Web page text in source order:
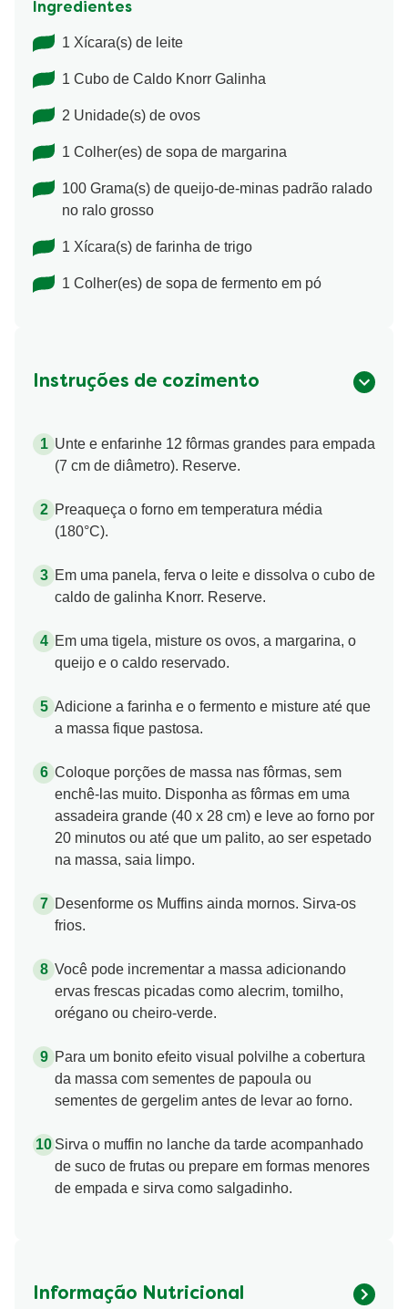
Ingredientes
1 Xícara(s) de leite
1 Cubo de Caldo Knorr Galinha
2 Unidade(s) de ovos
1 Colher(es) de sopa de margarina
100 Grama(s) de queijo-de-minas padrão ralado
no ralo grosso
1 Xícara(s) de farinha de trigo
1 Colher(es) de sopa de fermento em pó
Instruções de cozimento
Unte e enfarinhe 12 fôrmas grandes para empada
(7 cm de diâmetro). Reserve.
Preaqueça o forno em temperatura média
(180°C).
Em uma panela, ferva o leite e dissolva o cubo de
caldo de galinha Knorr. Reserve.
Em uma tigela, misture os ovos, a margarina, o
queijo e o caldo reservado.
Adicione a farinha e o fermento e misture até que
a massa fique pastosa.
Coloque porções de massa nas fôrmas, sem
enchê-las muito. Disponha as fôrmas em uma
assadeira grande (40 x 28 cm) e leve ao forno por
20 minutos ou até que um palito, ao ser espetado
na massa, saia limpo.
Desenforme os Muffins ainda mornos. Sirva-os
frios.
Você pode incrementar a massa adicionando
ervas frescas picadas como alecrim, tomilho,
orégano ou cheiro-verde.
Para um bonito efeito visual polvilhe a cobertura
da massa com sementes de papoula ou
sementes de gergelim antes de levar ao forno.
Sirva o muffin no lanche da tarde acompanhado
de suco de frutas ou prepare em formas menores
de empada e sirva como salgadinho.
Informação Nutricional